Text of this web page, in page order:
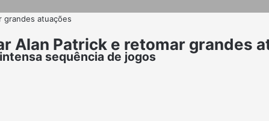
grandes atuações
Alan Patrick e retomar grandes
sequência de jogos